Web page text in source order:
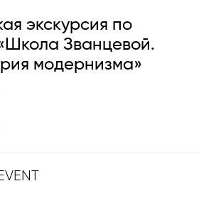
экскурсия по
Званцевой.
модернизма»